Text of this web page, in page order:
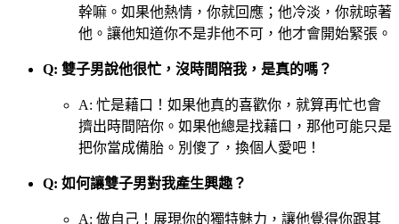
幹嘛。如果他熱情，你就回應；他冷淡，你就晾著
他。讓他知道你不是非他不可，他才會開始緊張。
Q: 雙子男說他很忙，沒時間陪我，是真的嗎？
A: 忙是藉口！如果他真的喜歡你，就算再忙也會
擠出時間陪你。如果他總是找藉口，那他可能只是
把你當成備胎。別傻了，換個人愛吧！
Q: 如何讓雙子男對我產生興趣？
A: 做自己！展現你的獨特魅力，讓他覺得你跟其